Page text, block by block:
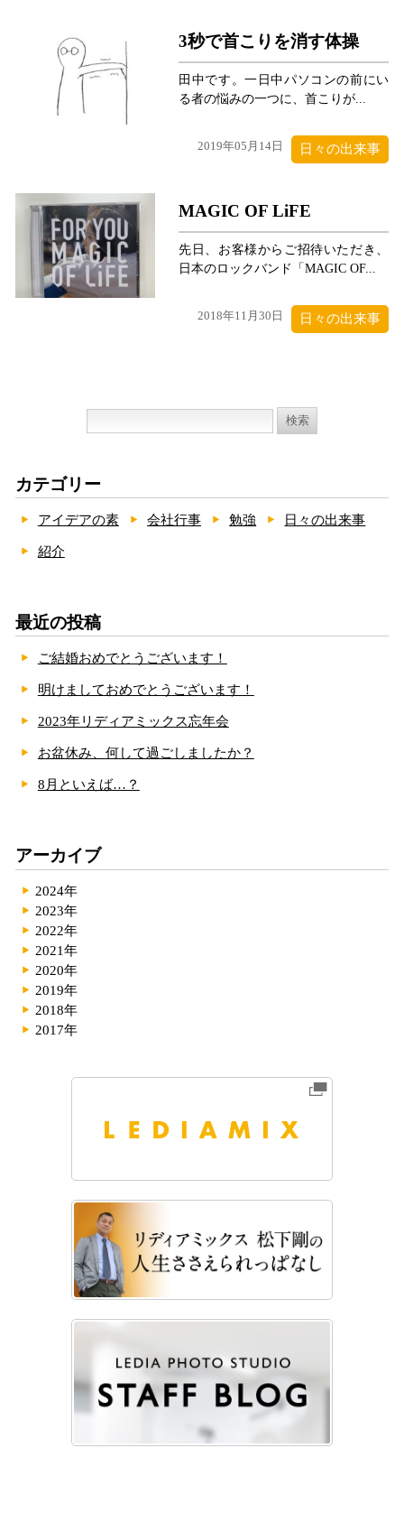
3秒で首こりを消す体操
田中です。一日中パソコンの前にい
る者の悩みの一つに、首こりが...
2019年05月14日 日々の出来事
MAGIC OF LiFE
先日、お客様からご招待いただき、
日本のロックバンド「MAGIC OF...
2018年11月30日 日々の出来事
検
カテゴリー
アイデアの素 会社行事 勉強 日々の出来事
紹介
最近の投稿
ご結婚おめでとうございます！
明けましておめでとうございます！
2023年リディアミックス忘年会
お盆休み、何して過ごしましたか？
8月といえば…？
アーカイブ
2024年
2023年
2022年
2021年
2020年
2019年
2018年
2017年